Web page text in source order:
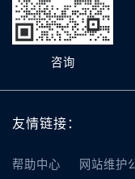
咨询
友情链接：
帮助中心 网站维护